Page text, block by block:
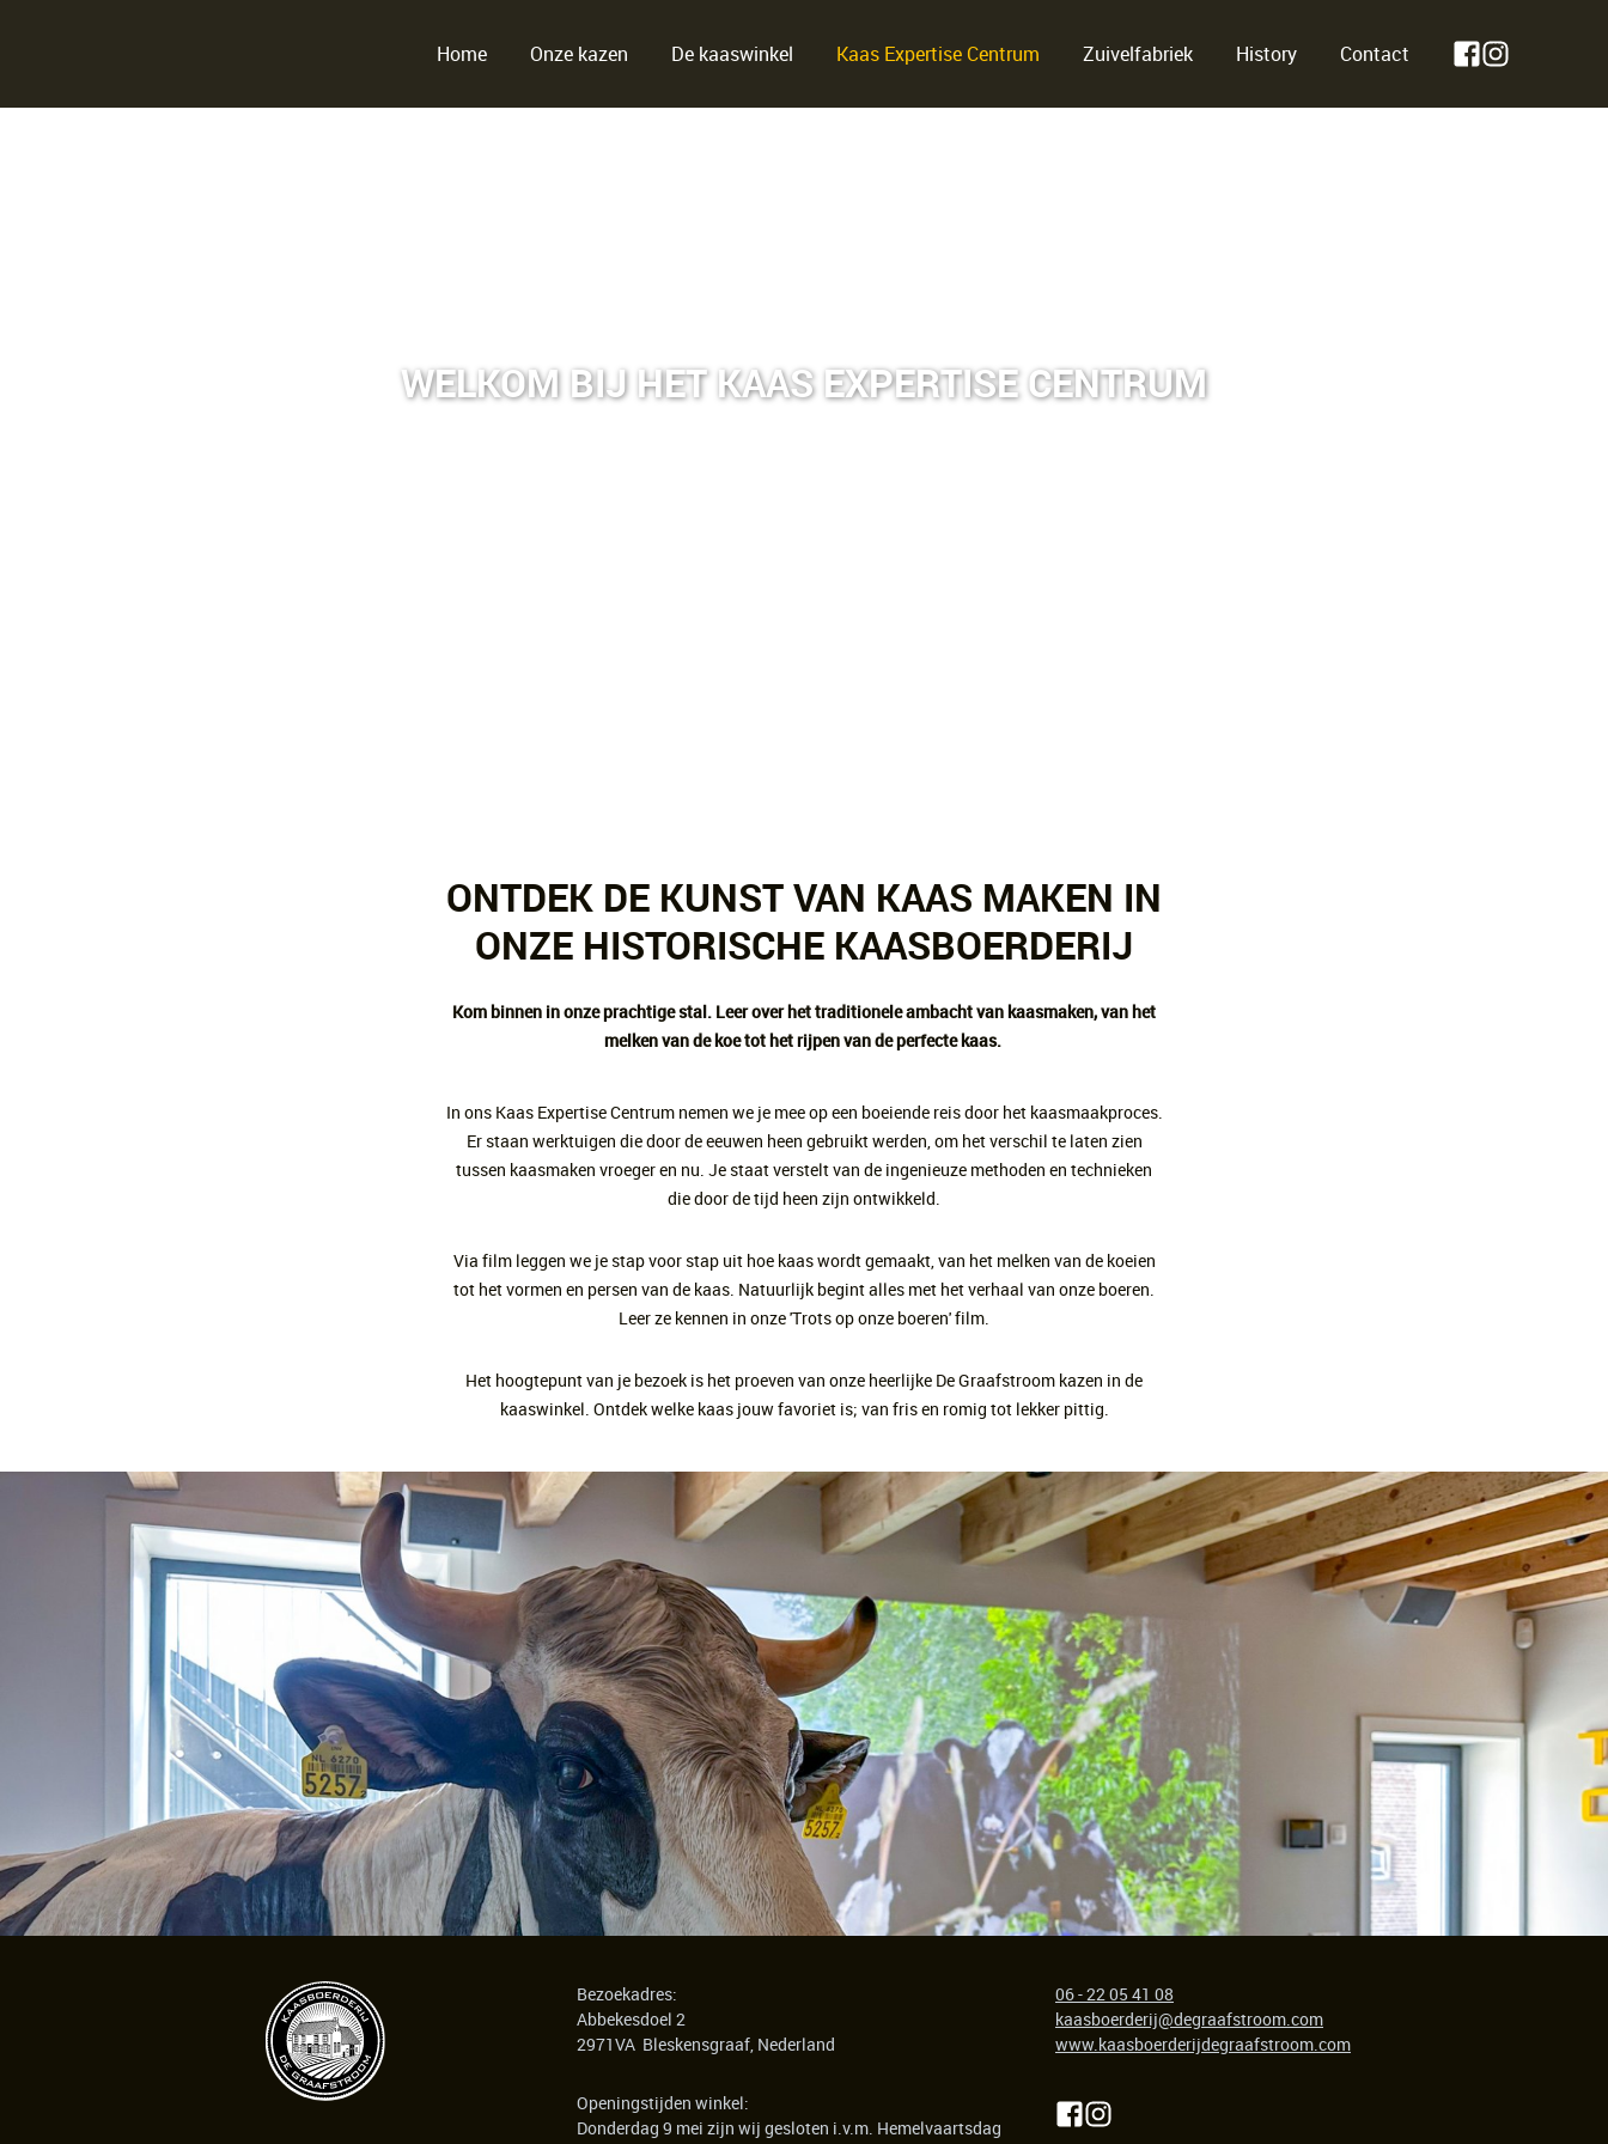
Home Onze kazen De kaaswinkel Kaas Expertise Centrum Zuivelfabriek History Contact
WELKOM BIJ HET KAAS EXPERTISE CENTRUM
ONTDEK DE KUNST VAN KAAS MAKEN IN
ONZE HISTORISCHE KAASBOERDERIJ
Kom binnen in onze prachtige stal. Leer over het traditionele ambacht van kaasmaken, van het
melken van de koe tot het rijpen van de perfecte kaas.
In ons Kaas Expertise Centrum nemen we je mee op een boeiende reis door het kaasmaakproces.
Er staan werktuigen die door de eeuwen heen gebruikt werden, om het verschil te laten zien
tussen kaasmaken vroeger en nu. Je staat verstelt van de ingenieuze methoden en technieken
die door de tijd heen zijn ontwikkeld.
Via film leggen we je stap voor stap uit hoe kaas wordt gemaakt, van het melken van de koeien
tot het vormen en persen van de kaas. Natuurlijk begint alles met het verhaal van onze boeren.
Leer ze kennen in onze 'Trots op onze boeren' film.
Het hoogtepunt van je bezoek is het proeven van onze heerlijke De Graafstroom kazen in de
kaaswinkel. Ontdek welke kaas jouw favoriet is; van fris en romig tot lekker pittig.
Bezoekadres:
Abbekesdoel 2
2971VA Bleskensgraaf, Nederland
Openingstijden winkel:
Donderdag 9 mei zijn wij gesloten i.v.m. Hemelvaartsdag
06 - 22 05 41 08
kaasboerderij@degraafstroom.com
www.kaasboerderijdegraafstroom.com